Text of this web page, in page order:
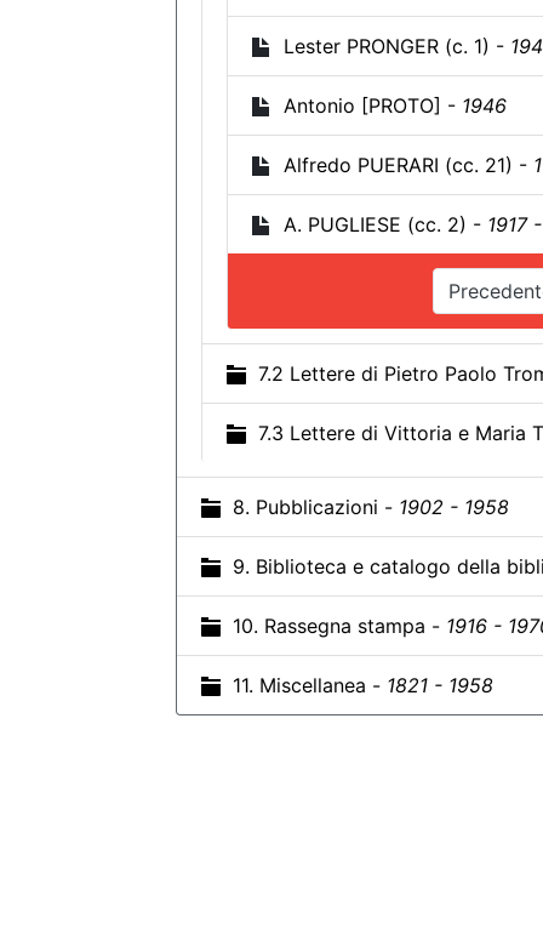
Lester PRONGER (c. 1) -
Antonio [PROTO] - 1946
Alfredo PUERARI (cc. 21) -
A. PUGLIESE (cc. 2) - 1917
7.2 Lettere di Pietro Paolo
7.3 Lettere di Vittoria e Maria
8. Pubblicazioni - 1902 - 1958
9. Biblioteca e catalogo della
10. Rassegna stampa - 1916 -
11. Miscellanea - 1821 - 1958